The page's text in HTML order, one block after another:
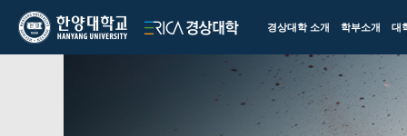
한양대학교
한양대학교
ERICA
경상대학
경상대학 소개 학부소개 대